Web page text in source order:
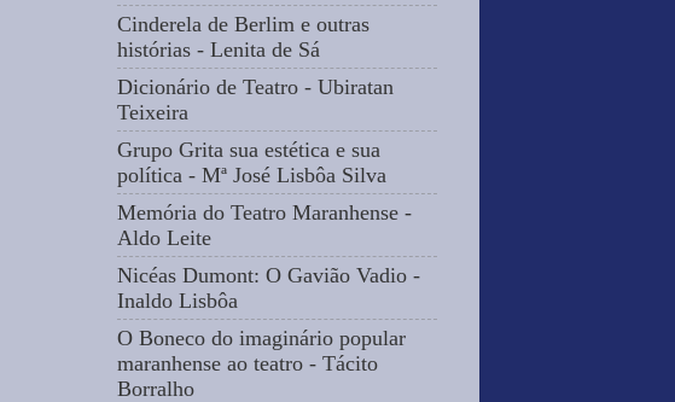
Cinderela de Berlim e outras
histórias - Lenita de Sá
Dicionário de Teatro - Ubiratan
Teixeira
Grupo Grita sua estética e sua
política - Mª José Lisbôa Silva
Memória do Teatro Maranhense -
Aldo Leite
Nicéas Dumont: O Gavião Vadio -
Inaldo Lisbôa
O Boneco do imaginário popular
maranhense ao teatro - Tácito
Borralho